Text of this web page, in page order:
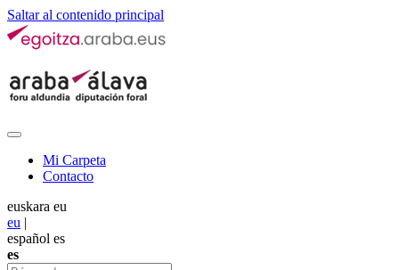
Saltar al contenido principal
Mi Carpeta
Contacto
euskara eu
eu |
español es
es